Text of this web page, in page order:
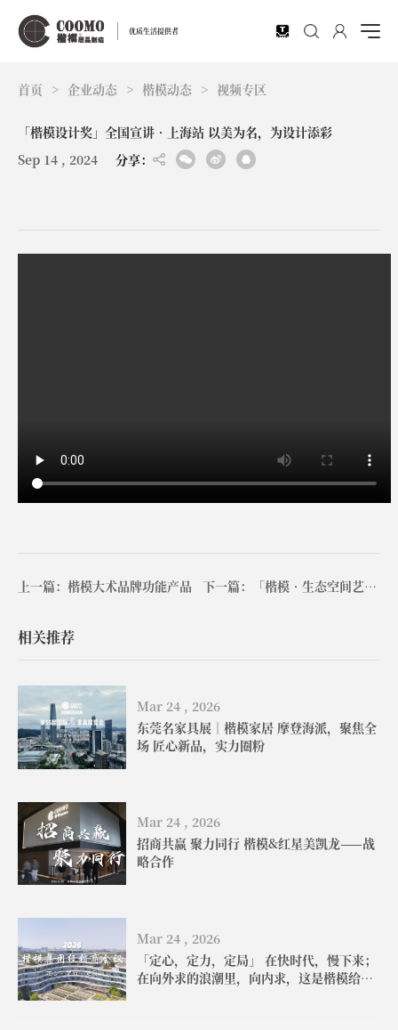
优质生活提供者
首页 > 企业动态 > 楷模动态 > 视频专区
「楷模设计奖」全国宣讲•上海站 以美为名，为设计添彩
Sep 14 , 2024
分享：
上一篇：楷模大术品牌功能产品 下一篇：「楷模•生态空间艺术家居展」直击全球家居软装趋势
相关推荐
Mar 24 , 2026
东莞名家具展｜楷模家居 摩登海派，聚焦全
场 匠心新品，实力圈粉
Mar 24 , 2026
招商共赢 聚力同行 楷模&红星美凯龙——战
略合作
Mar 24 , 2026
「定心，定力，定局」 在快时代，慢下来；
在向外求的浪潮里，向内求，这是楷模给出